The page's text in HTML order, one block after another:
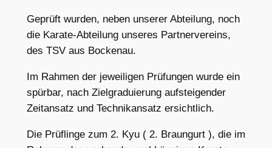
Geprüft wurden, neben unserer Abteilung, noch
die Karate-Abteilung unseres Partnervereins,
des TSV aus Bockenau.
Im Rahmen der jeweiligen Prüfungen wurde ein
spürbar, nach Zielgraduierung aufsteigender
Zeitansatz und Technikansatz ersichtlich.
Die Prüflinge zum 2. Kyu ( 2. Braungurt ), die im